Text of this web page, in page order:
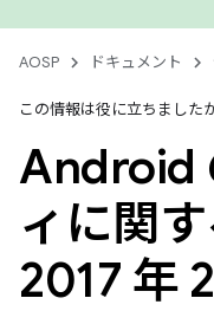
AOSP ドキュメント
この情報は役に立ちました
Android
ィに関
2017 年